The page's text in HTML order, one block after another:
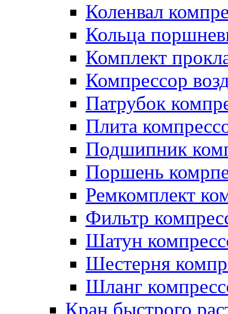
Коленвал
Кольца
Комплект
Компрессор
Патрубок
Плита
Подшипник
Поршень
Ремкомплект
Фильтр
Шатун
Шестерня
Шланг
Кран быстрого